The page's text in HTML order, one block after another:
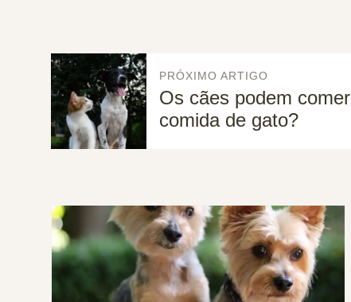
PRÓXIMO ARTIGO
Os cães podem comer
comida de gato?